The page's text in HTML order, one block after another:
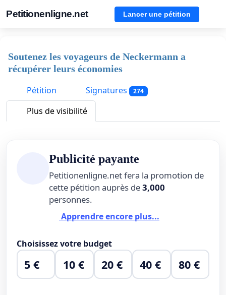
Petitionenligne.net Lancer une pétition
Soutenez les voyageurs de Neckermann a
récupérer leurs économies
Pétition
Signatures 274
Plus de visibilité
Publicité payante
Petitionenligne.net fera la promotion de
cette pétition auprès de3,000
personnes.
Apprendre encore plus...
Choisissez votre budget
5 € 10 € 20 € 40 € 80 €